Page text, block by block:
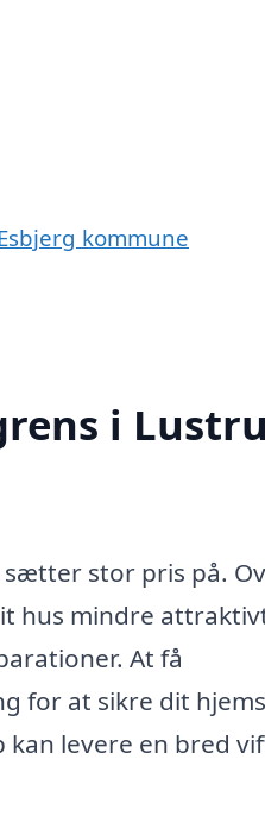
kommune
i
sætter stor pris på.
hus mindre
At få
for at sikre dit hjems
levere en bred